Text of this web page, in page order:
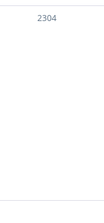
2304